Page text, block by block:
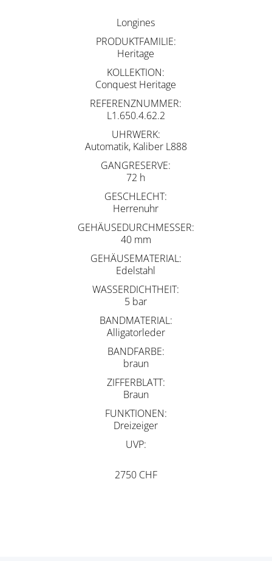
Longines
PRODUKTFAMILIE
Heritage
KOLLEKTION
Conquest Heritage
REFERENZNUMMER
L1.650.4.62.2
UHRWERK
Automatik, Kaliber L888
GANGRESERVE
72 h
GESCHLECHT
Herrenuhr
GEHÄUSEDURCHMESSER
40 mm
GEHÄUSEMATERIAL
Edelstahl
WASSERDICHTHEIT
5 bar
BANDMATERIAL
Alligatorleder
BANDFARBE
braun
ZIFFERBLATT
Braun
FUNKTIONEN
Dreizeiger
UVP
2750 CHF